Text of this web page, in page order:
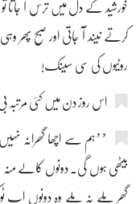
خورشید کے دل میں ترس آ جاتا تو
کرتے نیند آ جاتی اور صبح پھر
روٹیوں کی سی سینک!
اس روز دن میں کئی مرتبہ
’’ہم سے اچھا گھرانہ
بیٹھی ہوں گی۔ دونوں کالے
گھر ملے نہ ملے وہ دونوں اب